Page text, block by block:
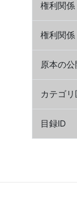
権利関
権利関
原本の
カテゴリ
目録ID